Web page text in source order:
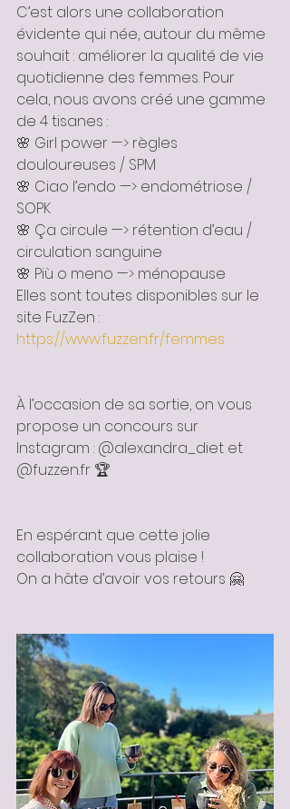
C’est alors une collaboration
évidente qui née, autour du même
souhait : améliorer la qualité de vie
quotidienne des femmes. Pour
cela, nous avons créé une gamme
de 4 tisanes :
🌸 Girl power —> règles
douloureuses / SPM
🌸 Ciao l’endo —> endométriose /
SOPK
🌸 Ça circule —> rétention d’eau /
circulation sanguine
🌸 Più o meno —> ménopause
Elles sont toutes disponibles sur le
site FuzZen :
https://www.fuzzen.fr/femmes
À l’occasion de sa sortie, on vous
propose un concours sur
Instagram : @alexandra_diet et
@fuzzen.fr 🏆
En espérant que cette jolie
collaboration vous plaise !
On a hâte d’avoir vos retours 🤗